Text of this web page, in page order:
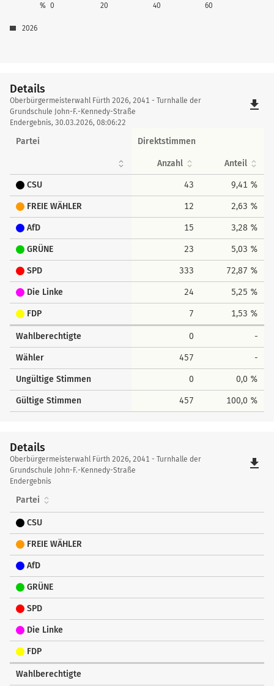
0 20 40 60
%
2026
Details
Details
Oberbürgermeisterwahl Fürth 2026, 2041 - Turnhalle der
Grundschule John-F.-Kennedy-Straße
Endergebnis, 30.03.2026, 08:06:22
file_download
Partei Direktstimmen
Anzahl Anteil
CSU 43 9,41 %
FREIE WÄHLER 12 2,63 %
AfD 15 3,28 %
GRÜNE 23 5,03 %
SPD 333 72,87 %
Die Linke 24 5,25 %
FDP 7 1,53 %
Wahlberechtigte 0 -
Wähler 457 -
Ungültige Stimmen 0 0,0 %
Gültige Stimmen 457 100,0 %
Details
Details
Oberbürgermeisterwahl Fürth 2026, 2041 - Turnhalle der
Grundschule John-F.-Kennedy-Straße
Endergebnis
file_download
Partei
CSU
FREIE WÄHLER
AfD
GRÜNE
SPD
Die Linke
FDP
Wahlberechtigte